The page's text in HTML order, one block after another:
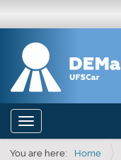
Toggle navigation
You are here: Home